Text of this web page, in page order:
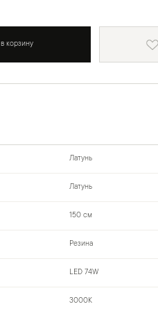
корзину
Латунь
Латунь
150 см
Резина
LED 74W
3000К